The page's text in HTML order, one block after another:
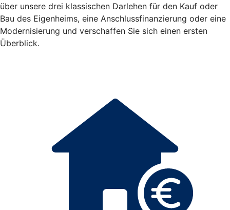
über unsere drei klassischen Darlehen für den Kauf oder
Bau des Eigenheims, eine Anschlussfinanzierung oder eine
Modernisierung und verschaffen Sie sich einen ersten
Überblick.